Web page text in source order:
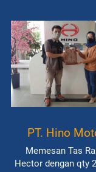
PT. Hino
Memesan Tas
Hector dengan qty